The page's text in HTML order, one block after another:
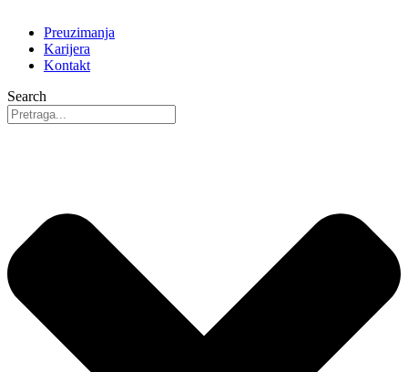
Preuzimanja
Karijera
Kontakt
Search